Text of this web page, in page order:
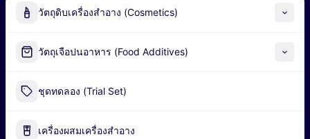
วัตถุดิบเครื่องสำอาง (Cosmetics)
Alpha-Arbutin
น้ำมันหอมระเหย (Essential Oil)
วัตถุเจือปนอาหาร (Food Additives)
Industrial Fermentation Nutrient
ชุดทดลอง (Trial Set)
เครื่องผสมเครื่องสำอาง